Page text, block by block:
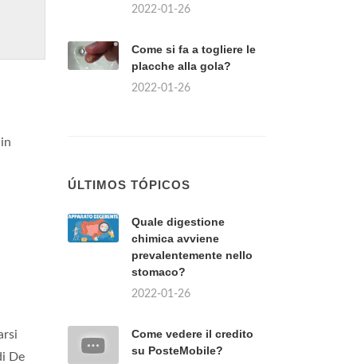
De
2022-01-26
Come si fa a togliere le
placche alla gola?
2022-01-26
ÚLTIMOS TÓPICOS
Quale digestione
chimica avviene
prevalentemente nello
stomaco?
2022-01-26
Come vedere il credito
su PosteMobile?